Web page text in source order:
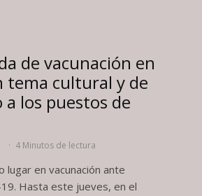
de vacunación en
tema cultural y de
a los puestos de
· 4 Minutos de lectura
lugar en vacunación ante
Hasta este jueves, en el